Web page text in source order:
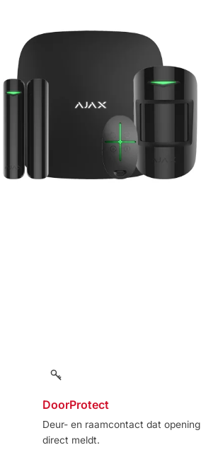
DoorProtect
Deur- en raamcontact dat opening
direct meldt.